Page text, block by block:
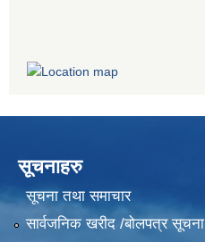
सूचनाहरु
सूचना तथा समाचार
सार्वजनिक खरीद /बोलपत्र सूचना